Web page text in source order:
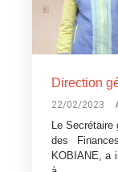
22/02/2023
Le Secrétaire
des
KOBIANE, a